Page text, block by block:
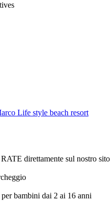
Life style beach resort
direttamente sul nostro
bambini dai 2 ai 16 anni